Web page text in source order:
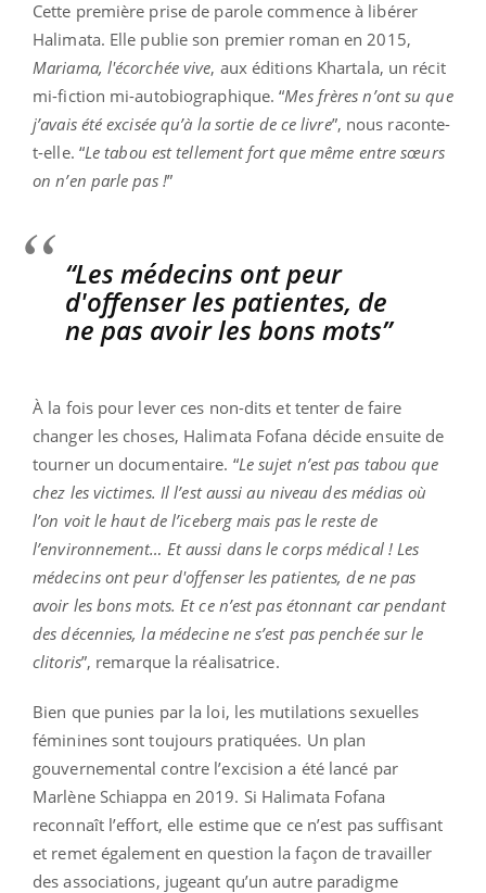
Cette première prise de parole commence à libérer
Halimata. Elle publie son premier roman en 2015,
Mariama, l'écorchée vive, aux éditions Khartala, un récit
mi-fiction mi-autobiographique. “Mes frères n’ont su que
j’avais été excisée qu’à la sortie de ce livre”, nous raconte-
t-elle. “Le tabou est tellement fort que même entre sœurs
on n’en parle pas !”
“Les médecins ont peur
d'offenser les patientes, de
ne pas avoir les bons mots”
À la fois pour lever ces non-dits et tenter de faire
changer les choses, Halimata Fofana décide ensuite de
tourner un documentaire. “Le sujet n’est pas tabou que
chez les victimes. Il l’est aussi au niveau des médias où
l’on voit le haut de l’iceberg mais pas le reste de
l’environnement… Et aussi dans le corps médical ! Les
médecins ont peur d'offenser les patientes, de ne pas
avoir les bons mots. Et ce n’est pas étonnant car pendant
des décennies, la médecine ne s’est pas penchée sur le
clitoris”, remarque la réalisatrice.
Bien que punies par la loi, les mutilations sexuelles
féminines sont toujours pratiquées. Un plan
gouvernemental contre l’excision a été lancé par
Marlène Schiappa en 2019. Si Halimata Fofana
reconnaît l’effort, elle estime que ce n’est pas suffisant
et remet également en question la façon de travailler
des associations, jugeant qu’un autre paradigme